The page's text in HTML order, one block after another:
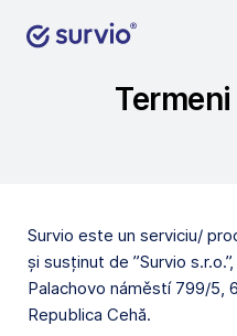
Survio este un serviciu/
și susținut de ”Survio
Palachovo náměstí 799/5,
Republica Cehă.